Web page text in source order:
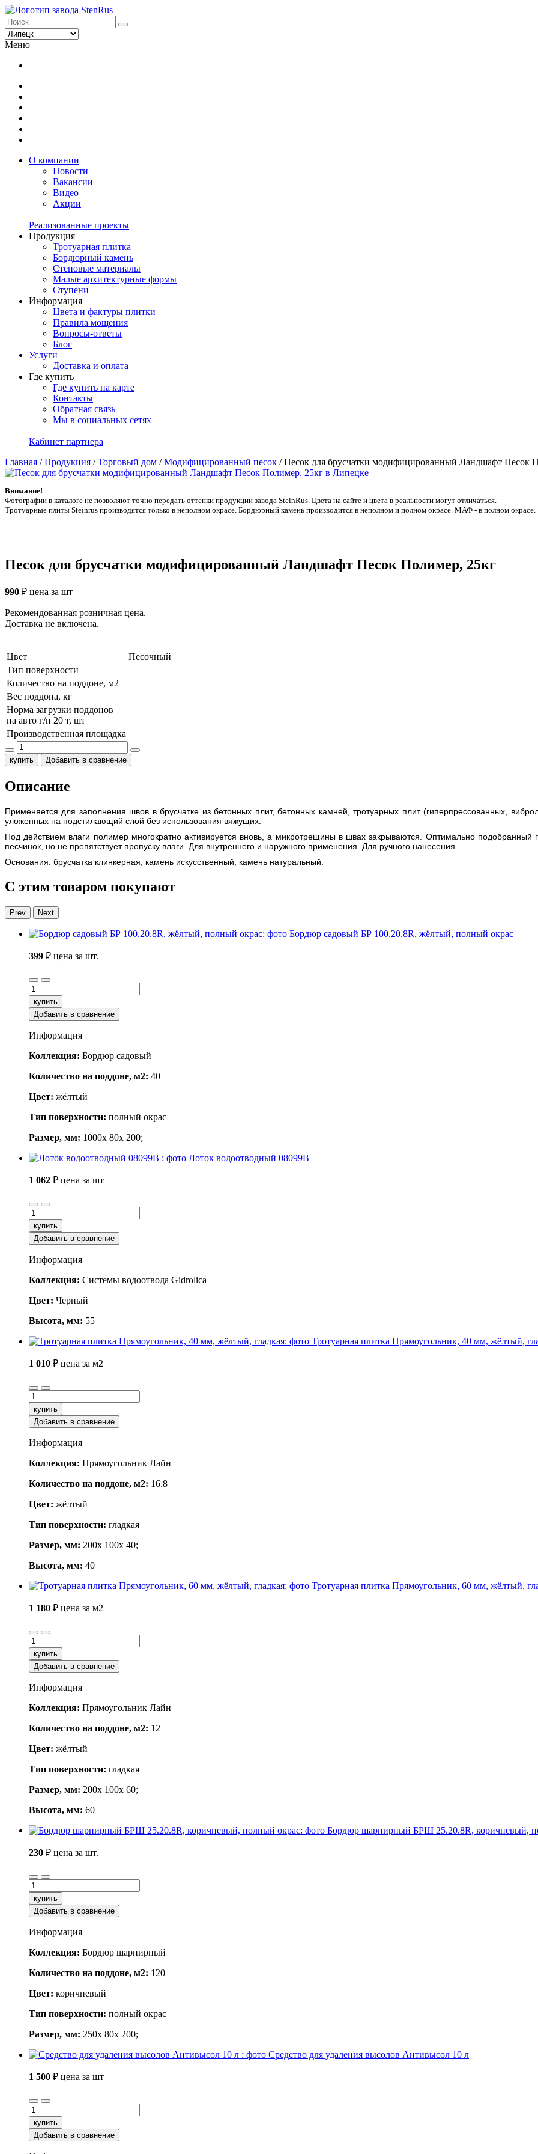
Меню
О компании
Новости
Вакансии
Видео
Акции
Реализованные проекты
Продукция
Тротуарная плитка
Бордюрный камень
Стеновые материалы
Малые архитектурные формы
Ступени
Информация
Цвета и фактуры плитки
Правила мощения
Вопросы-ответы
Блог
Услуги
Доставка и оплата
Где купить
Где купить на карте
Контакты
Обратная связь
Мы в социальных сетях
Кабинет партнера
Главная /Продукция /Торговый дом /Модифицированный песок /Песок для брусчатки модифицированный Ландшафт Песок
Внимание!
Фотографии в каталоге не позволяют точно передать оттенки продукции заводa SteinRus. Цвета на сайте и цвета в реальности могут отличаться.
Тротуарные плиты Steinrus производятся только в неполном окрасе. Бордюрный камень производится в неполном и полном окрасе. МАФ - в полном окрасе.
Песок для брусчатки модифицированный Ландшафт Песок Полимер, 25кг
990 ₽ цена за шт
Рекомендованная розничная цена.
Доставка не включена.
Цвет
Песочный
Тип поверхности
Количество на поддоне, м2
Вес поддона, кг
Норма загрузки поддонов
на авто г/п 20 т, шт
Производственная площадка
купить Добавить в сравнение
Описание
Применяется для заполнения швов в брусчатке из бетонных плит, бетонных камней, тротуарных плит (гиперпрессованных,
уложенных на подстилающий слой без использования вяжущих.
Под действием влаги полимер многократно активируется вновь, а микротрещины в швах закрываются. Оптимально подобранный
песчинок, но не препятствует пропуску влаги. Для внутреннего и наружного применения. Для ручного нанесения.
Основания: брусчатка клинкерная; камень искусственный; камень натуральный.
С этим товаром покупают
Prev Next
Бордюр садовый БР 100.20.8R, жёлтый, полный окрас
399 ₽ цена за шт.
купить
Добавить в сравнение
Информация
Коллекция: Бордюр садовый
Количество на поддоне, м2: 40
Цвет: жёлтый
Тип поверхности: полный окрас
Размер, мм: 1000x 80x 200;
Лоток водоотводный 08099B
1 062 ₽ цена за шт
купить
Добавить в сравнение
Информация
Коллекция: Системы водоотвода Gidrolica
Цвет: Черный
Высота, мм: 55
Тротуарная плитка Прямоугольник, 40 мм, жёлтый,
1 010 ₽ цена за м2
купить
Добавить в сравнение
Информация
Коллекция: Прямоугольник Лайн
Количество на поддоне, м2: 16.8
Цвет: жёлтый
Тип поверхности: гладкая
Размер, мм: 200x 100x 40;
Высота, мм: 40
Тротуарная плитка Прямоугольник, 60 мм, жёлтый,
1 180 ₽ цена за м2
купить
Добавить в сравнение
Информация
Коллекция: Прямоугольник Лайн
Количество на поддоне, м2: 12
Цвет: жёлтый
Тип поверхности: гладкая
Размер, мм: 200x 100x 60;
Высота, мм: 60
Бордюр шарнирный БРШ 25.20.8R, коричневый,
230 ₽ цена за шт.
купить
Добавить в сравнение
Информация
Коллекция: Бордюр шарнирный
Количество на поддоне, м2: 120
Цвет: коричневый
Тип поверхности: полный окрас
Размер, мм: 250x 80x 200;
Средство для удаления высолов Антивысол 10 л
1 500 ₽ цена за шт
купить
Добавить в сравнение